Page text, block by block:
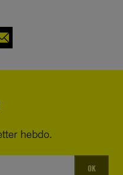
hebdo.
OK